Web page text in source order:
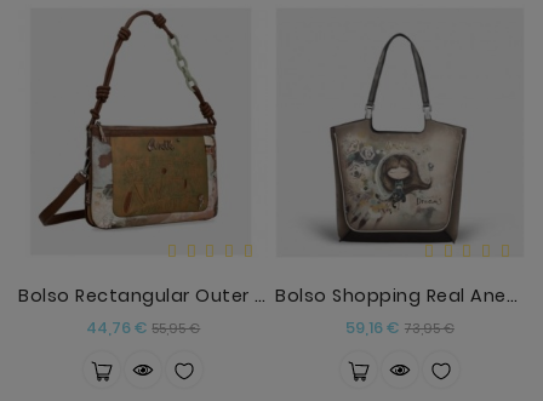
Bolso Rectangular Outer Anekke
44,76 € Precio
55,95 €Precio
Bolso Shopping Real Anekke
59,16 € Precio
73,95 €Precio